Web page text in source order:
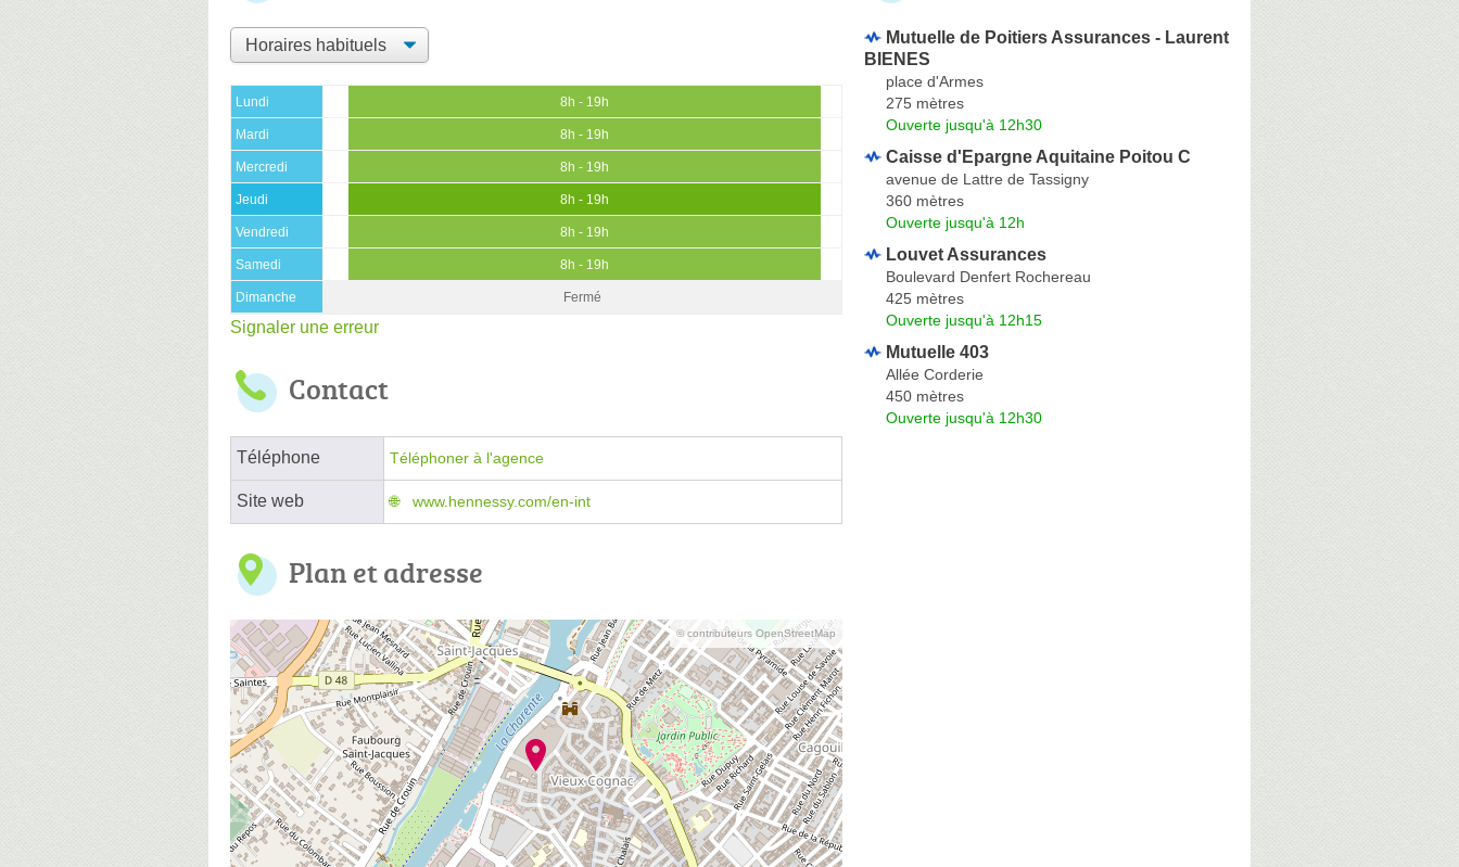
Lundi 8h - 19h
Mardi 8h - 19h
Mercredi 8h - 19h
Jeudi 8h - 19h
Vendredi 8h - 19h
Samedi 8h - 19h
Dimanche Fermé
Signaler une erreur
Contact
Téléphone Téléphoner à l'agence
Site web www.hennessy.com/en-int
Plan et adresse
© contributeurs OpenStreetMap
Mutuelle de Poitiers Assurances - Laurent
BIENES
place d'Armes
275 mètres
Ouverte jusqu'à 12h30
Caisse d'Epargne Aquitaine Poitou C
avenue de Lattre de Tassigny
360 mètres
Ouverte jusqu'à 12h
Louvet Assurances
Boulevard Denfert Rochereau
425 mètres
Ouverte jusqu'à 12h15
Mutuelle 403
Allée Corderie
450 mètres
Ouverte jusqu'à 12h30